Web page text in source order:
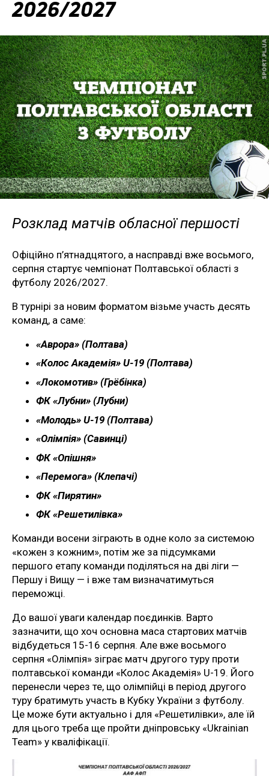
2026/2027
Розклад матчів обласної першості
Офіційно п’ятнадцятого, а насправді вже восьмого,
серпня стартує чемпіонат Полтавської області з
футболу 2026/2027.
В турнірі за новим форматом візьме участь десять
команд, а саме:
«Аврора» (Полтава)
«Колос Академія» U-19 (Полтава)
«Локомотив» (Грёбінка)
ФК «Лубни» (Лубни)
«Молодь» U-19 (Полтава)
«Олімпія» (Савинці)
ФК «Опішня»
«Перемога» (Клепачі)
ФК «Пирятин»
ФК «Решетилівка»
Команди восени зіграють в одне коло за системою
«кожен з кожним», потім же за підсумками
першого етапу команди поділяться на дві ліги —
Першу і Вищу — і вже там визначатимуться
переможці.
До вашої уваги календар поєдинків. Варто
зазначити, що хоч основна маса стартових матчів
відбудеться 15-16 серпня. Але вже восьмого
серпня «Олімпія» зіграє матч другого туру проти
полтавської команди «Колос Академія» U-19. Його
перенесли через те, що олімпійці в період другого
туру братимуть участь в Кубку України з футболу.
Це може бути актуально і для «Решетилівки», але їй
для цього треба ще пройти дніпровську «Ukrainian
Team» у кваліфікації.